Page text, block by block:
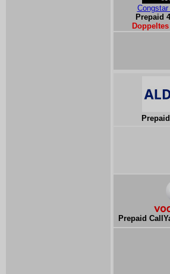
Prepaid
Prepaid